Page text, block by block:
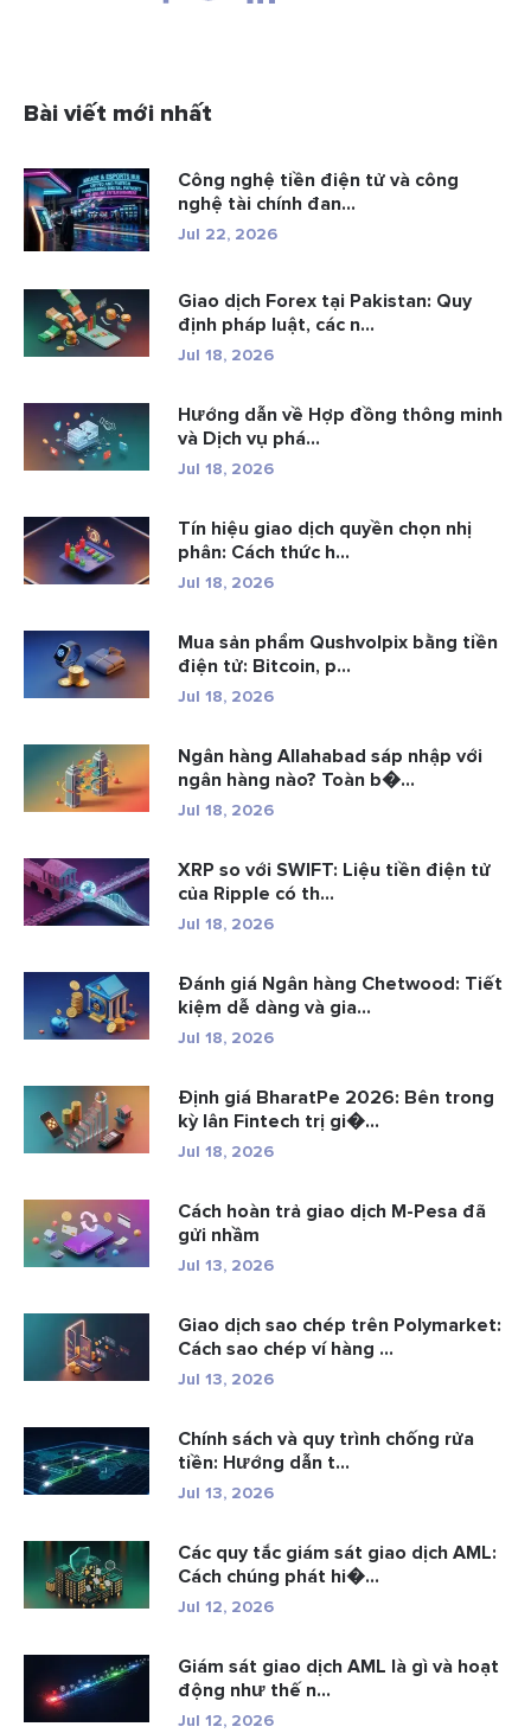
Bài viết mới nhất
Công nghệ tiền điện tử và công
nghệ tài chính đan...
Jul 22, 2026
Giao dịch Forex tại Pakistan: Quy
định pháp luật, các n...
Jul 18, 2026
Hướng dẫn về Hợp đồng thông minh
và Dịch vụ phá...
Jul 18, 2026
Tín hiệu giao dịch quyền chọn nhị
phân: Cách thức h...
Jul 18, 2026
Mua sản phẩm Qushvolpix bằng tiền
điện tử: Bitcoin, p...
Jul 18, 2026
Ngân hàng Allahabad sáp nhập với
ngân hàng nào? Toàn b�...
Jul 18, 2026
XRP so với SWIFT: Liệu tiền điện tử
của Ripple có th...
Jul 18, 2026
Đánh giá Ngân hàng Chetwood: Tiết
kiệm dễ dàng và gia...
Jul 18, 2026
Định giá BharatPe 2026: Bên trong
kỳ lân Fintech trị gi�...
Jul 18, 2026
Cách hoàn trả giao dịch M-Pesa đã
gửi nhầm
Jul 13, 2026
Giao dịch sao chép trên Polymarket:
Cách sao chép ví hàng ...
Jul 13, 2026
Chính sách và quy trình chống rửa
tiền: Hướng dẫn t...
Jul 13, 2026
Các quy tắc giám sát giao dịch AML:
Cách chúng phát hi�...
Jul 12, 2026
Giám sát giao dịch AML là gì và hoạt
động như thế n...
Jul 12, 2026